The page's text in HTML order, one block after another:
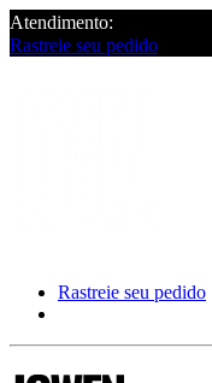
Atendimento:
Rastreie seu pedido
Rastreie seu pedido